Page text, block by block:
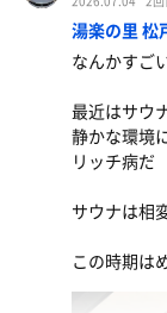
湯楽の里 松
なんかすご
最近はサウ
静かな環境
リッチ病だ
サウナは相
この時期は